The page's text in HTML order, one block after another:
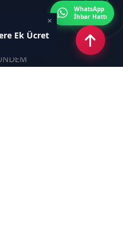
Ek Ücret
×
WhatsApp
İhbar Hattı